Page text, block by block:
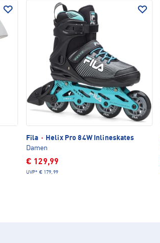
Fila ·
Helix Pro 84W Inlineskates
Damen
€ 129,99
UVP* € 179,99